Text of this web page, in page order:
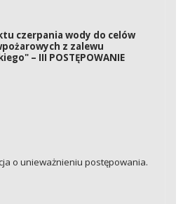
czerpania wody do celów
z zalewu
– III POSTĘPOWANIE
o unieważnieniu postępowania.